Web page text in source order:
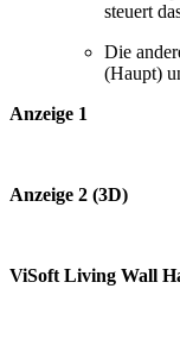
steuert
Die
(Haupt)
Anzeige 1
Anzeige 2 (3D)
ViSoft Living Wall